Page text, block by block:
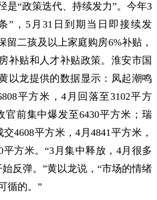
是“政策迭代、持续发力”。今年3
”，5月31日到期当日即接续发
留二孩及以上家庭购房6%补贴，
补贴和人才补贴政策。淮安市国
以龙提供的数据显示：凤起潮鸣
平方米，4月回落至3102平方
官前集中爆发至6430平方米；瑞
4608平方米，4月4841平方米，
平方米。“3月集中释放，4月很多
始反弹。”黄以龙说，“市场的情绪
循的。”